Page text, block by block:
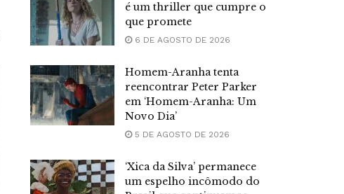
é um thriller que cumpre o
que promete
6 DE AGOSTO DE 2026
Homem-Aranha tenta
reencontrar Peter Parker
em ‘Homem-Aranha: Um
Novo Dia’
5 DE AGOSTO DE 2026
‘Xica da Silva’ permanece
um espelho incômodo do